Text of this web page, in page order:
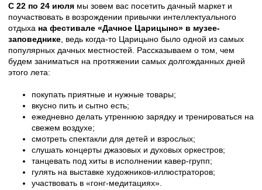
С 22 по 24 июля мы зовем вас посетить дачный маркет и
поучаствовать в возрождении привычки интеллектуального
отдыха на фестивале «Дачное Царицыно» в музее-
заповеднике , ведь когда-то Царицыно было одной из самых
популярных дачных местностей. Рассказываем о том, чем
будем заниматься на протяжении самых долгожданных дней
этого лета:
покупать приятные и нужные товары;
вкусно пить и сытно есть;
ежедневно делать утреннюю зарядку и тренироваться на
свежем воздухе;
смотреть спектакли для детей и взрослых;
слушать концерты джазовых и духовых оркестров;
танцевать под хиты в исполнении кавер-групп;
гулять на выставке художников-иллюстраторов;
участвовать в «гонг-медитациях».